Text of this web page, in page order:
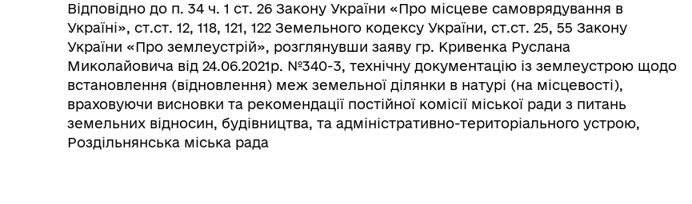
Відповідно до п. 34 ч. 1 ст. 26 Закону України «Про місцеве самоврядування в
Україні», ст.ст. 12, 118, 121, 122 Земельного кодексу України, ст.ст. 25, 55 Закону
України «Про землеустрій», розглянувши заяву гр. Кривенка Руслана
Миколайовича від 24.06.2021р. №340-3, технічну документацію із землеустрою щодо
встановлення (відновлення) меж земельної ділянки в натурі (на місцевості),
враховуючи висновки та рекомендації постійної комісії міської ради з питань
земельних відносин, будівництва, та адміністративно-територіального устрою,
Роздільнянська міська рада